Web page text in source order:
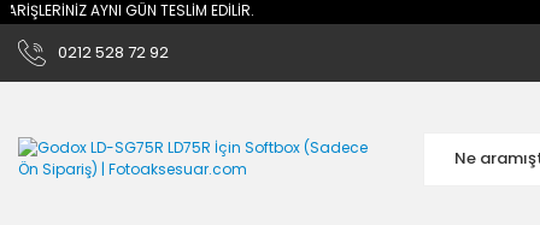
AYNI GÜN TESLİM EDİLİR.
0212 528 72 92